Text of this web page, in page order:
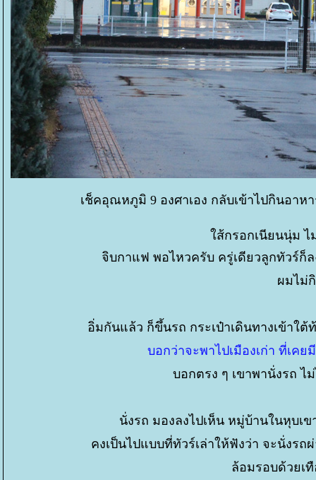
เช็คอุณหภูมิ 9 องศาเอง กลับเข้าไปกินอา
ส้กรอกเนียนนุ่ม ไ
จิบกาแฟ พอไหวครับ ครู่เดียวลูกทัวร์ก็
ผมไม่
อิ่มกันแล้ว ก็ขึ้นรถ กระเป๋าเดินทางเข้าใ
บอกว่าจะพาไปเมืองเก่า ที่เค
บอกตรง ๆ เขาพานั่งรถ ไ
นั่งรถ มองลงไปเห็น หมู่บ้านในหุบเ
คงเป็นไปแบบที่ทัวร์เล่าให้ฟังว่า จะนั่งร
ล้อมรอบด้วยเ